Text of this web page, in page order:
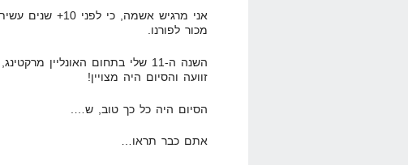
אני מרגיש אשמה,
מכור לפורנו.
השנה ה-11 שלי בתחום האונליין
זוועה והסיום היה מצויין!
הסיום היה כל כך טוב, ש….
אתם כבר תראו…